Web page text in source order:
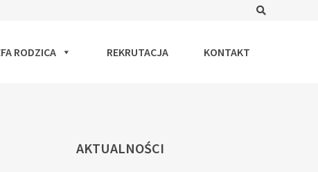
RODZICA REKRUTACJA KONTAKT
AKTUALNOŚCI